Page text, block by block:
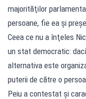
majorităţilor
persoane, fie ea şi
Ceea ce nu a înţeles
un stat democratic:
alternativa este
puterii de către o
Peiu a contestat și